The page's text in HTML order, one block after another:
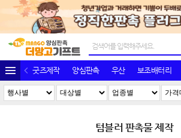
굿즈제작 양심판촉 우산 보조배터리
텀블러 판촉물 제작